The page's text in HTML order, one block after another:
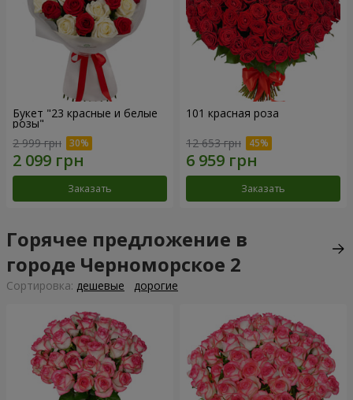
Букет "23 красные и белые
розы"
2 999 грн
Заказать
101 красная роза
12 653 грн
Заказать
Горячее предложение в
городе Черноморское 2
Cортировка: дешевые дорогие